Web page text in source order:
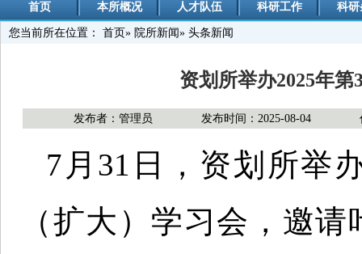
首页 本所概况 人才队伍 科研工作 科
您当前所在位置： 首页» 院所新闻» 头条新闻
资划所举办2025年
发布者：管理员 发布时间：2025-08-04
7月31日，资划所举
（扩大）学习会，邀